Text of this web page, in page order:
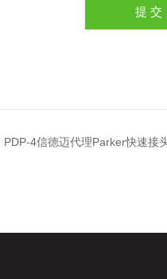
PDP-4信德迈代理Parker快速接